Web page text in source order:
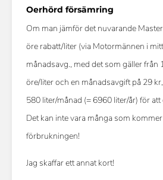
Oerhörd försämring
Om man jämför det nuvarande
öre rabatt/liter (via Motormännen i
månadsavg., med det som gäller
öre/liter och en månadsavgift på 29
580 liter/månad (= 6960 liter/år) för
Det kan inte vara många som
förbrukningen!
Jag skaffar ett annat kort!